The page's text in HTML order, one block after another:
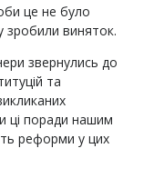
це не було
зробили виняток.
звернулись до
та
ці поради нашим
реформи у цих